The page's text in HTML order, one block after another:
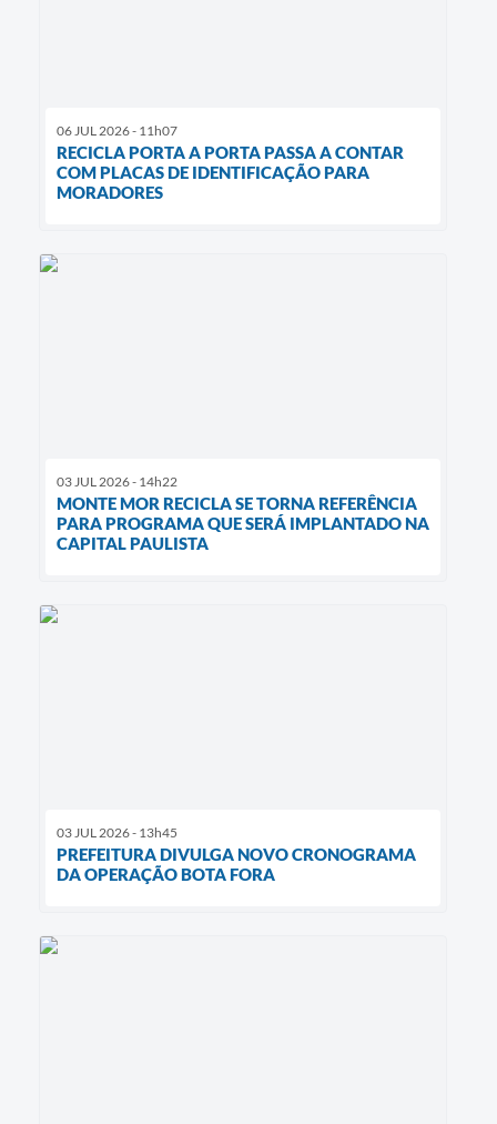
06 JUL 2026 - 11h07
RECICLA PORTA A PORTA PASSA A CONTAR
COM PLACAS DE IDENTIFICAÇÃO PARA
MORADORES
03 JUL 2026 - 14h22
MONTE MOR RECICLA SE TORNA REFERÊNCIA
PARA PROGRAMA QUE SERÁ IMPLANTADO NA
CAPITAL PAULISTA
03 JUL 2026 - 13h45
PREFEITURA DIVULGA NOVO CRONOGRAMA
DA OPERAÇÃO BOTA FORA